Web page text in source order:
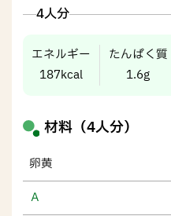
4人分
エネルギー
187kcal
たんぱく質
1.6g
材料（4人分）
卵黄
Ａ